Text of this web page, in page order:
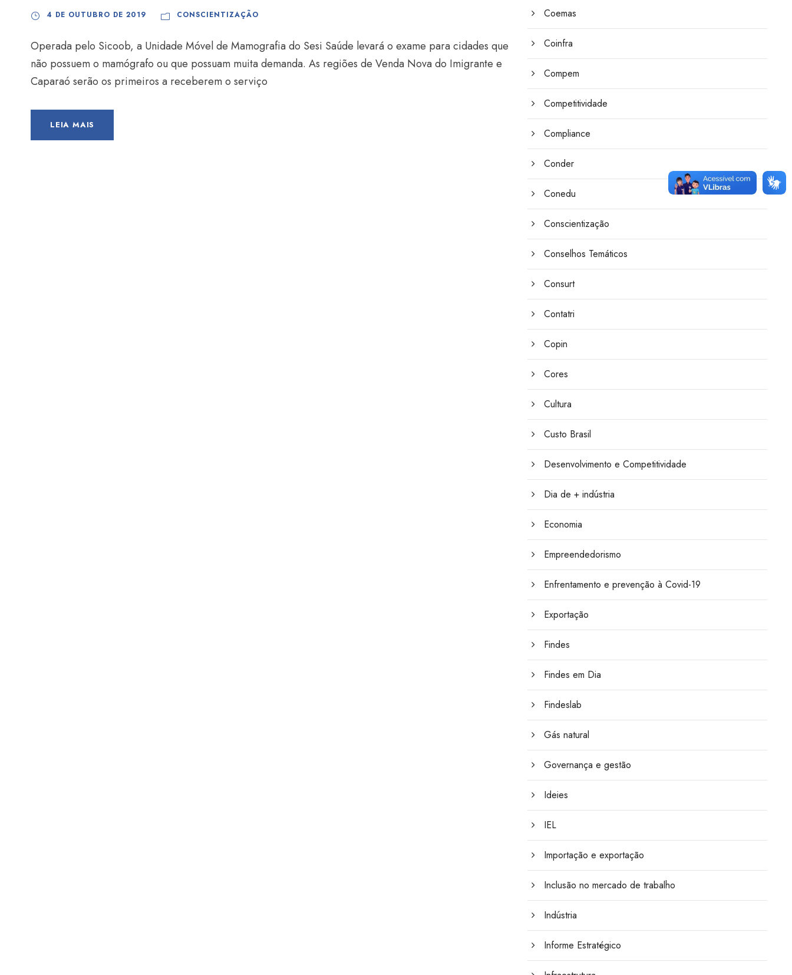
4 DE OUTUBRO DE 2019 CONSCIENTIZAÇÃO
Operada pelo Sicoob, a Unidade Móvel de Mamografia do Sesi Saúde levará o exame para cidades que
não possuem o mamógrafo ou que possuam muita demanda. As regiões de Venda Nova do Imigrante e
Caparaó serão os primeiros a receberem o serviço
LEIA MAIS
Coemas
Coinfra
Compem
Competitividade
Compliance
Conder
Conedu
Conscientização
Conselhos Temáticos
Consurt
Contatri
Copin
Cores
Cultura
Custo Brasil
Desenvolvimento e Competitividade
Dia de + indústria
Economia
Empreendedorismo
Enfrentamento e prevenção à Covid-19
Exportação
Findes
Findes em Dia
Findeslab
Gás natural
Governança e gestão
Ideies
IEL
Importação e exportação
Inclusão no mercado de trabalho
Indústria
Informe Estratégico